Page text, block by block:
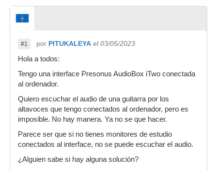
#1 por PITUKALEYA el 03/05/2023
Hola a todos:
Tengo una interface Presonus AudioBox iTwo conectada
al ordenador.
Quiero escuchar el audio de una guitarra por los
altavoces que tengo conectados al ordenador, pero es
imposible. No hay manera. Ya no se que hacer.
Parece ser que si no tienes monitores de estudio
conectados al interface, no se puede escuchar el audio.
¿Alguien sabe si hay alguna solución?